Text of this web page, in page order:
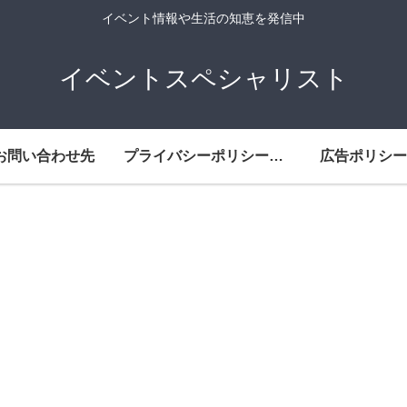
イベント情報や生活の知恵を発信中
イベントスペシャリスト
問い合わせ先 プライバシーポリシー・免責事項 広告ポリシー